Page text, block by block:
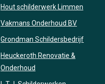
Hout schilderwerk Limmen
Vakmans Onderhoud BV
Grondman Schildersbedrijf
Heuckeroth Renovatie &
Onderhoud